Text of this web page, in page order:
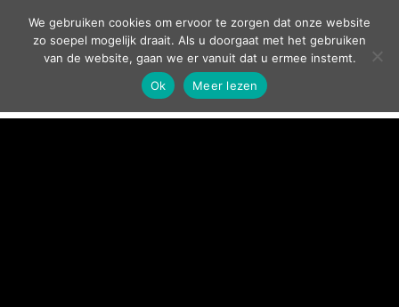
contact
We gebruiken cookies om ervoor te zorgen dat onze website
zo soepel mogelijk draait. Als u doorgaat met het gebruiken
van de website, gaan we er vanuit dat u ermee instemt.
Ok
Meer lezen